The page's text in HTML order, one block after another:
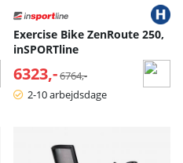
Exercise Bike ZenRoute 250,
inSPORTline
6323,- Normalpris:
6764,-
2-10 arbejdsdage